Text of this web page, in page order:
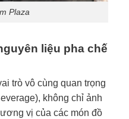
Plaza
liệu pha chế
trò vô cùng quan trọng
không chỉ ảnh
vị của các món đồ